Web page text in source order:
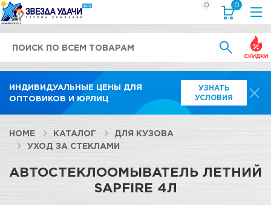
ИНДИВИДУАЛЬНЫЕ ЦЕНЫ ДЛЯ
ОПТОВИКОВ И ЮРЛИЦ
УЗНАТЬ
УСЛОВИЯ
0 0
HOME КАТАЛОГ
ДЛЯ КУЗОВА
УХОД ЗА СТЕКЛАМИ
АВТОСТЕКЛООМЫВАТЕЛЬ ЛЕТНИЙ
SAPFIRE 4Л